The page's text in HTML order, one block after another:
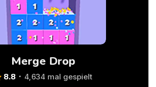
Merge Drop
8.8 4,634 mal gespielt